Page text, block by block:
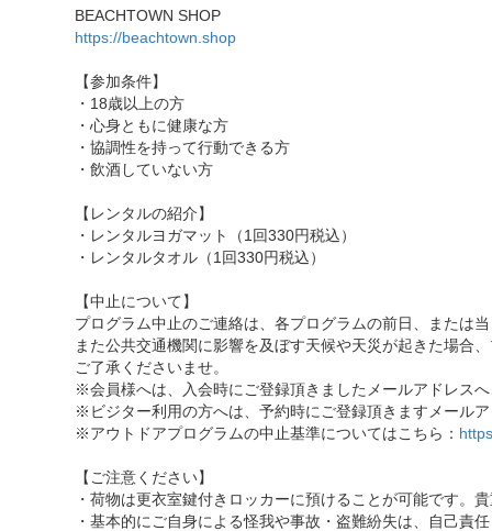
BEACHTOWN SHOP
https://beachtown.shop
【参加条件】
・18歳以上の方
・心身ともに健康な方
・協調性を持って行動できる方
・飲酒していない方
【レンタルの紹介】
・レンタルヨガマット（1回330円税込）
・レンタルタオル（1回330円税込）
【中止について】
プログラム中止のご連絡は、各プログラムの前日、または
また公共交通機関に影響を及ぼす天候や天災が起きた場合
ご了承くださいませ。
※会員様へは、入会時にご登録頂きましたメールアドレス
※ビジター利用の方へは、予約時にご登録頂きますメール
※アウトドアプログラムの中止基準についてはこちら：
【ご注意ください】
・荷物は更衣室鍵付きロッカーに預けることが可能です。
・基本的にご自身による怪我や事故・盗難紛失は、自己責